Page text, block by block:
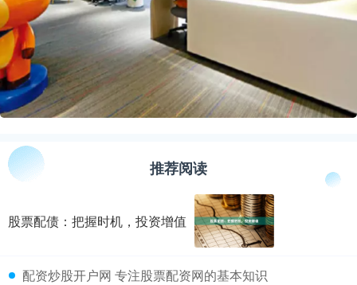
推荐阅读
股票配债：把握时机，投资增值
​配资炒股开户网 专注股票配资网的基本知识